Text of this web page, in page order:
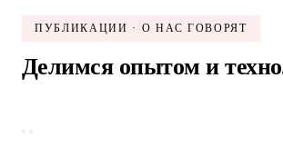
ПУБЛИКАЦИИ · О НАС ГОВОРЯТ
Делимся опытом и